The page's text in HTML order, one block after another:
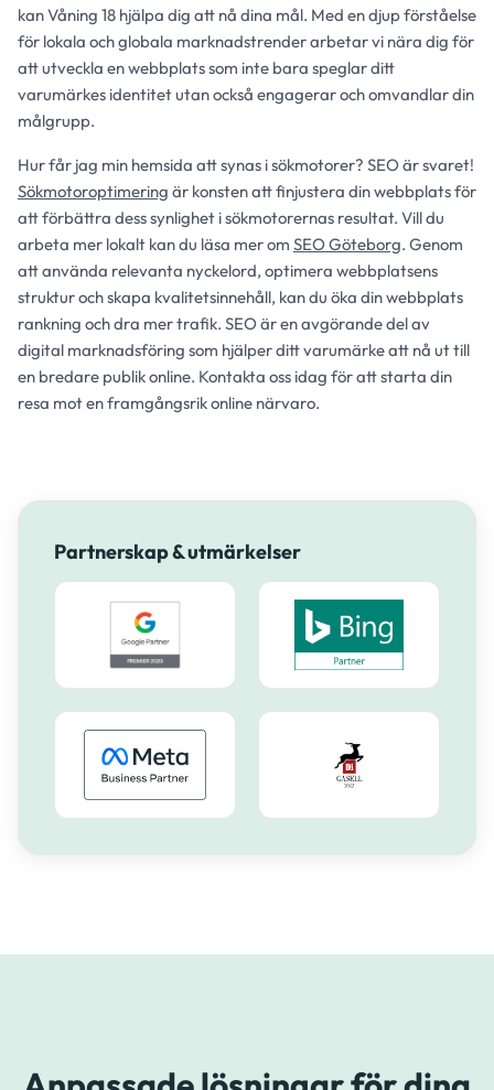
kan Våning 18 hjälpa dig att nå dina mål. Med en djup förståelse
för lokala och globala marknadstrender arbetar vi nära dig för
att utveckla en webbplats som inte bara speglar ditt
varumärkes identitet utan också engagerar och omvandlar din
målgrupp.
Hur får jag min hemsida att synas i sökmotorer? SEO är svaret!
Sökmotoroptimering är konsten att finjustera din webbplats för
att förbättra dess synlighet i sökmotorernas resultat. Vill du
arbeta mer lokalt kan du läsa mer om SEO Göteborg. Genom
att använda relevanta nyckelord, optimera webbplatsens
struktur och skapa kvalitetsinnehåll, kan du öka din webbplats
rankning och dra mer trafik. SEO är en avgörande del av
digital marknadsföring som hjälper ditt varumärke att nå ut till
en bredare publik online. Kontakta oss idag för att starta din
resa mot en framgångsrik online närvaro.
Partnerskap & utmärkelser